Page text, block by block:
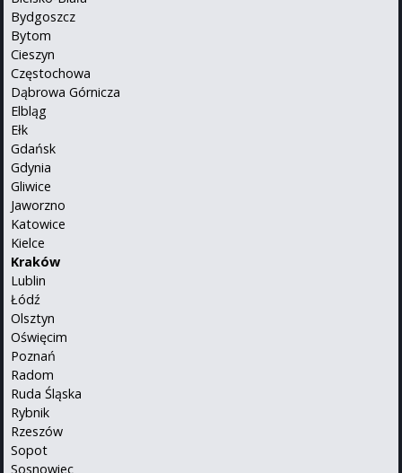
Bydgoszcz
Bytom
Cieszyn
Częstochowa
Dąbrowa Górnicza
Elbląg
Ełk
Gdańsk
Gdynia
Gliwice
Jaworzno
Katowice
Kielce
Kraków
Lublin
Łódź
Olsztyn
Oświęcim
Poznań
Radom
Ruda Śląska
Rybnik
Rzeszów
Sopot
Sosnowiec